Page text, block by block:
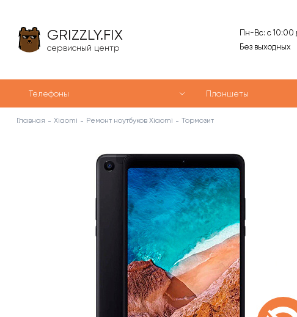
GRIZZLY.FIX
сервисный центр
Пн-Вс: с 10:00
Без выходных
Телефоны Планшеты
Главная Xiaomi Ремонт ноутбуков Xiaomi Тормозит